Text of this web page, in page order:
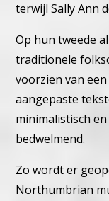
terwijl Sally Ann
Op hun tweede
traditionele
voorzien van
aangepaste
minimalistisch
bedwelmend.
Zo wordt er
Northumbrian